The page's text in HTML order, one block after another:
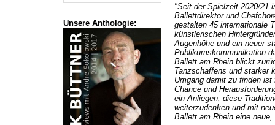
Unsere Anthologie:
"Seit der Spielzeit 2020/21
Ballettdirektor und
gestalten 45 internationale
künstlerischen
Augenhöhe und ein neuer
Publikumskommunikation
Ballett am Rhein blickt
Tanzschaffens und starker
Umgang damit zu finden
Chance und
ein Anliegen, diese
weiterzudenken und mit
Ballett am Rhein eine